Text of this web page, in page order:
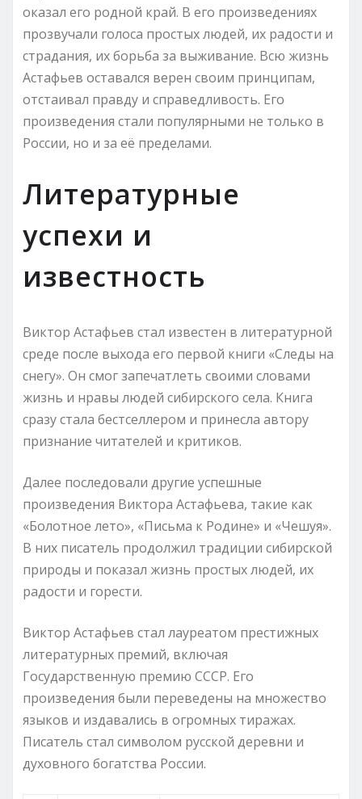
оказал его родной край. В его произведениях
прозвучали голоса простых людей, их радости и
страдания, их борьба за выживание. Всю жизнь
Астафьев оставался верен своим принципам,
отстаивал правду и справедливость. Его
произведения стали популярными не только в
России, но и за её пределами.
Литературные
успехи и
известность
Виктор Астафьев стал известен в литературной
среде после выхода его первой книги «Cледы на
снегу». Он смог запечатлеть своими словами
жизнь и нравы людей сибирского села. Книга
сразу стала бестселлером и принесла автору
признание читателей и критиков.
Далее последовали другие успешные
произведения Виктора Астафьева, такие как
«Болотное лето», «Письма к Родине» и «Чешуя».
В них писатель продолжил традиции сибирской
природы и показал жизнь простых людей, их
радости и горести.
Виктор Астафьев стал лауреатом престижных
литературных премий, включая
Государственную премию СССР. Его
произведения были переведены на множество
языков и издавались в огромных тиражах.
Писатель стал символом русской деревни и
духовного богатства России.